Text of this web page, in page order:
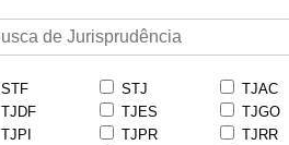
STF STJ TJAC
TJDF
TJES TJGO
TJPI
TJPR TJRR